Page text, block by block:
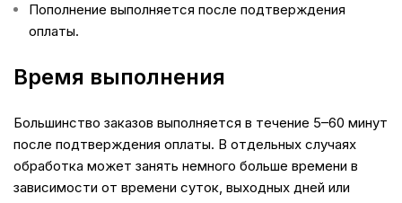
Пополнение выполняется после подтверждения
оплаты.
Время выполнения
Большинство заказов выполняется в течение 5–60 минут
после подтверждения оплаты. В отдельных случаях
обработка может занять немного больше времени в
зависимости от времени суток, выходных дней или